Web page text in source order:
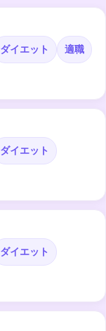
ダイエット 適職
ダイエット
ダイエット